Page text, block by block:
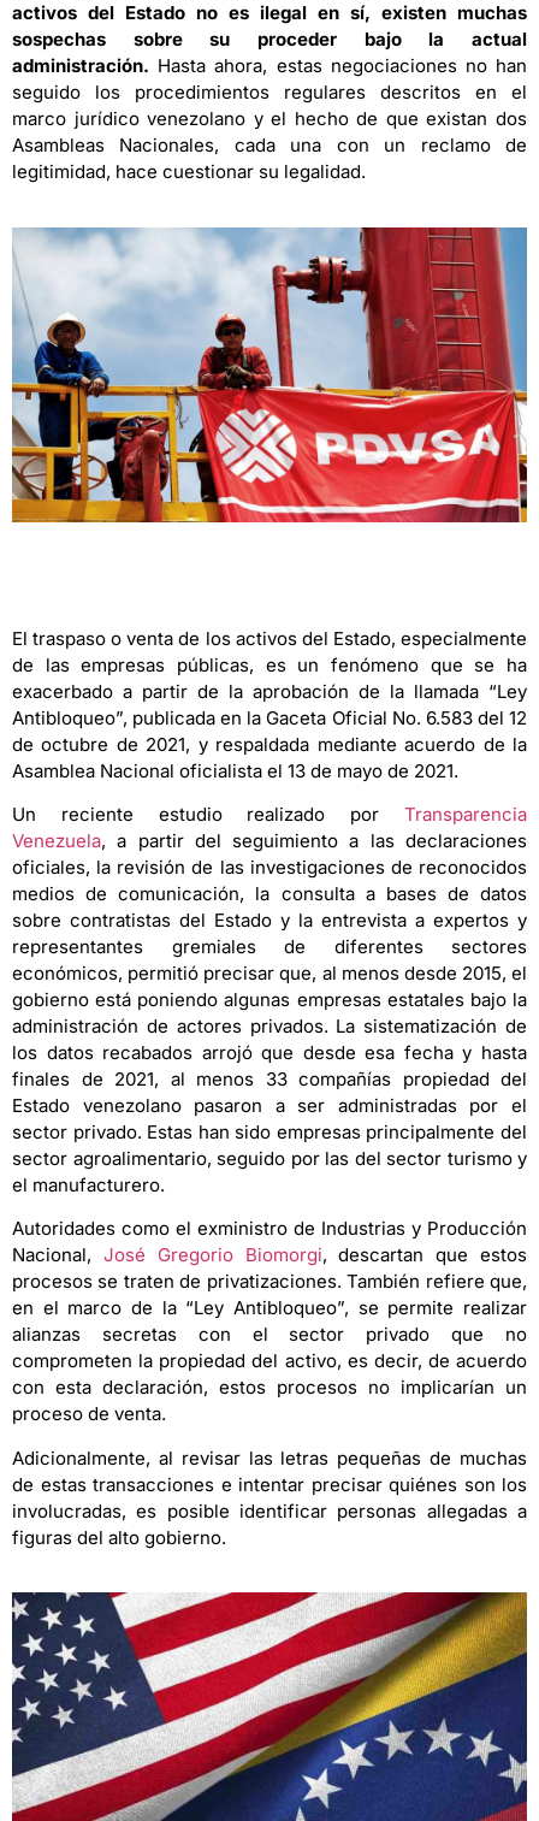
activos del Estado no es ilegal en sí, existen muchas
sospechas sobre su proceder bajo la actual
administración. Hasta ahora, estas negociaciones no han
seguido los procedimientos regulares descritos en el
marco jurídico venezolano y el hecho de que existan dos
Asambleas Nacionales, cada una con un reclamo de
legitimidad, hace cuestionar su legalidad.
El traspaso o venta de los activos del Estado, especialmente
de las empresas públicas, es un fenómeno que se ha
exacerbado a partir de la aprobación de la llamada “Ley
Antibloqueo”, publicada en la Gaceta Oficial No. 6.583 del 12
de octubre de 2021, y respaldada mediante acuerdo de la
Asamblea Nacional oficialista el 13 de mayo de 2021.
Un reciente estudio realizado por Transparencia
Venezuela, a partir del seguimiento a las declaraciones
oficiales, la revisión de las investigaciones de reconocidos
medios de comunicación, la consulta a bases de datos
sobre contratistas del Estado y la entrevista a expertos y
representantes gremiales de diferentes sectores
económicos, permitió precisar que, al menos desde 2015, el
gobierno está poniendo algunas empresas estatales bajo la
administración de actores privados. La sistematización de
los datos recabados arrojó que desde esa fecha y hasta
finales de 2021, al menos 33 compañías propiedad del
Estado venezolano pasaron a ser administradas por el
sector privado. Estas han sido empresas principalmente del
sector agroalimentario, seguido por las del sector turismo y
el manufacturero.
Autoridades como el exministro de Industrias y Producción
Nacional, José Gregorio Biomorgi, descartan que estos
procesos se traten de privatizaciones. También refiere que,
en el marco de la “Ley Antibloqueo”, se permite realizar
alianzas secretas con el sector privado que no
comprometen la propiedad del activo, es decir, de acuerdo
con esta declaración, estos procesos no implicarían un
proceso de venta.
Adicionalmente, al revisar las letras pequeñas de muchas
de estas transacciones e intentar precisar quiénes son los
involucradas, es posible identificar personas allegadas a
figuras del alto gobierno.